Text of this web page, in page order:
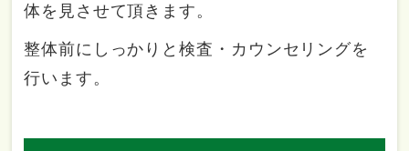
体を見させて頂きます。
整体前にしっかりと検査・カウンセリングを
行います。